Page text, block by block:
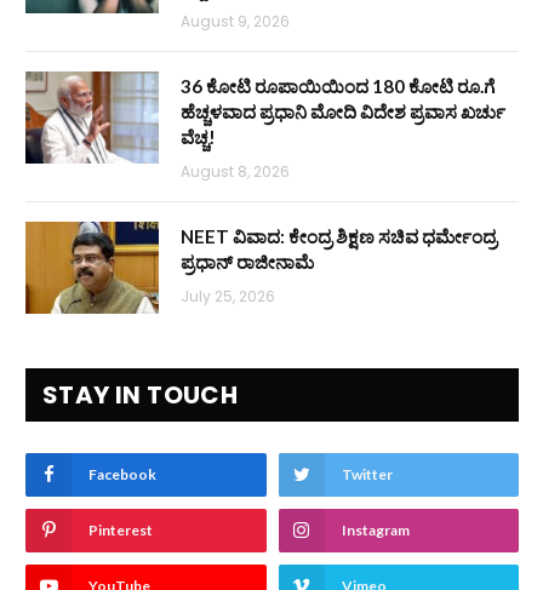
August 9, 2026
36 ಕೋಟಿ ರೂಪಾಯಿಯಿಂದ 180 ಕೋಟಿ ರೂ.ಗೆ
ಹೆಚ್ಚಳವಾದ ಪ್ರಧಾನಿ ಮೋದಿ ವಿದೇಶ ಪ್ರವಾಸ ಖರ್ಚು
ವೆಚ್ಚ!
August 8, 2026
NEET ವಿವಾದ: ಕೇಂದ್ರ ಶಿಕ್ಷಣ ಸಚಿವ ಧರ್ಮೇಂದ್ರ
ಪ್ರಧಾನ್ ರಾಜೀನಾಮೆ
July 25, 2026
STAY IN TOUCH
Facebook Twitter
Pinterest Instagram
YouTube Vimeo